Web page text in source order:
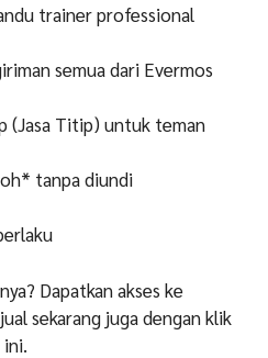
trainer professional
semua dari Evermos
(Jasa Titip) untuk teman
tanpa diundi
Dapatkan akses ke
sekarang juga dengan klik